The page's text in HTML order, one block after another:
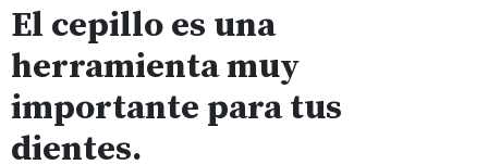
El cepillo es una
herramienta muy
importante para tus
dientes.